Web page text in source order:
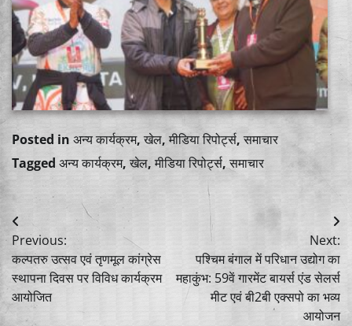
Posted in अन्य कार्यक्रम,खेल, मीडिया रिपोर्ट्स,समाचार
Tagged अन्य कार्यक्रम,खेल, मीडिया रिपोर्ट्स,समाचार
Post
navigation
Previous:
कल्पतरु उत्सव एवं तृणमूल कांग्रेस
स्थापना दिवस पर विविध कार्यक्रम
आयोजित
Next:
पश्चिम बंगाल में परिधान उद्योग का
महाकुंभ: 59वें गारमेंट बायर्स एंड सेलर्स
मीट एवं बी2बी एक्सपो का भव्य
आयोजन